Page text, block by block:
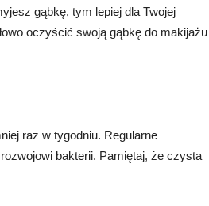
gąbkę, tym lepiej dla Twojej
oczyścić swoją gąbkę do makijażu
raz w tygodniu. Regularne
bakterii. Pamiętaj, że czysta